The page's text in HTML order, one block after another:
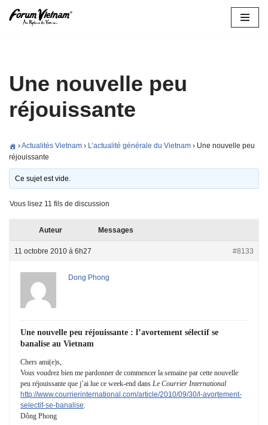
Une nouvelle peu
réjouissante
›Actualités Vietnam › L’actualité générale du Vietnam › Une nouvelle peu
réjouissante
Ce sujet est vide.
Vous lisez 11 fils de discussion
Auteur Messages
11 octobre 2010 à 6h27 #8133
Dong Phong
Une nouvelle peu réjouissante : l’avortement sélectif se
banalise au Vietnam
Chers ami(e)s,
Vous voudrez bien me pardonner de commencer la semaine par cette nouvelle
peu réjouissante que j’ai lue ce week-end dans Le Courrier International
http://www.courrierinternational.com/article/2010/09/30/l-avortement-
selectif-se-banalise
Dông Phong